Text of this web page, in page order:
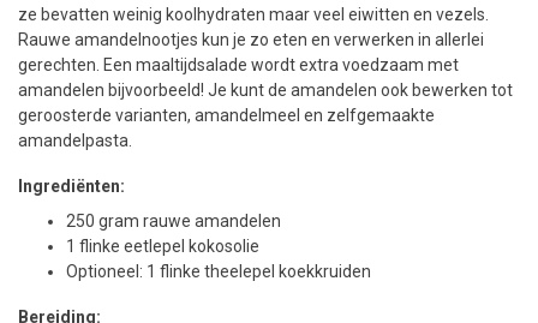
ze bevatten weinig koolhydraten maar veel eiwitten en vezels.
Rauwe amandelnootjes kun je zo eten en verwerken in allerlei
gerechten. Een maaltijdsalade wordt extra voedzaam met
amandelen bijvoorbeeld! Je kunt de amandelen ook bewerken tot
geroosterde varianten, amandelmeel en zelfgemaakte
amandelpasta.
Ingrediënten:
250 gram rauwe amandelen
1 flinke eetlepel kokosolie
Optioneel: 1 flinke theelepel koekkruiden
Bereiding: